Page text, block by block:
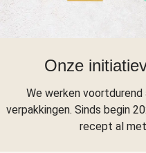
Onze
We werken
verpakkingen. Sinds begin
recept al